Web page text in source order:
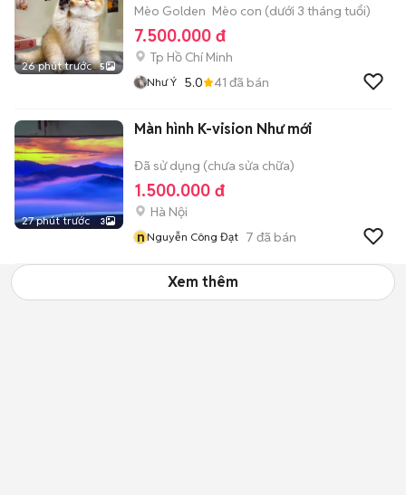
26 phút trước 5
Mèo Golden Mèo con (dưới 3 tháng tuổi)
7.500.000 đ
Tp Hồ Chí Minh
Như Ý 5.0 41 đã bán
27 phút trước 3
Màn hình K-vision Như mới
Đã sử dụng (chưa sửa chữa)
1.500.000 đ
Hà Nội
nNguyễn Công Đạt 7 đã bán
Xem thêm